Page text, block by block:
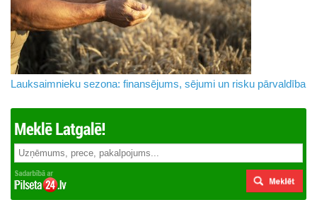
Lauksaimnieku sezona: finansējums, sējumi un risku pārvaldība